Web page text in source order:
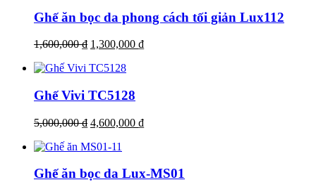
Ghế ăn bọc da phong cách tối giản Lux112
1,600,000₫ 1,300,000 ₫
Ghế Vivi TC5128
5,000,000₫ 4,600,000 ₫
Ghế ăn bọc da Lux-MS01